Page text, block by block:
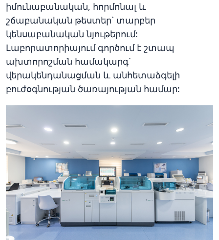
իմունաբանական, հորմոնալ և
շճաբանական թեստեր` տարբեր
կենսաբանական նյութերում:
Լաբորատորիայում գործում է շտապ
ախտորոշման համակարգ`
վերակենդանացման և անհետաձգելի
բուժօգնության ծառայության համար: